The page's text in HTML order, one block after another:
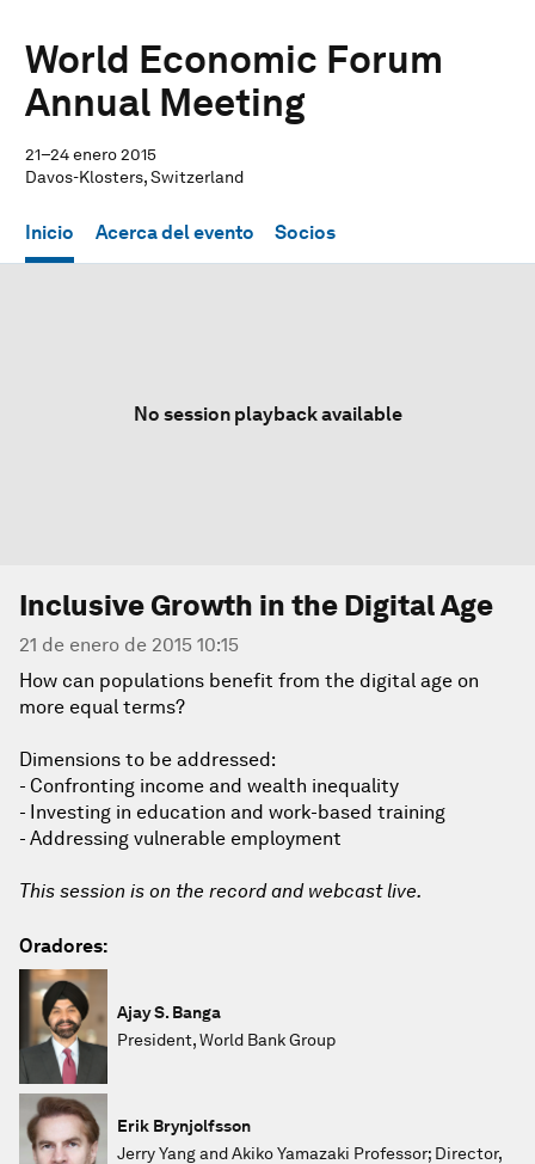
World Economic Forum
Annual Meeting
21–24 enero 2015
Davos-Klosters, Switzerland
Inicio Acerca del evento Socios
No session playback available
Inclusive Growth in the Digital Age
21 de enero de 2015 10:15
How can populations benefit from the digital age on
more equal terms?
Dimensions to be addressed:
- Confronting income and wealth inequality
- Investing in education and work-based training
- Addressing vulnerable employment
This session is on the record and webcast live.
Oradores:
Ajay S. Banga
President, World Bank Group
Erik Brynjolfsson
Jerry Yang and Akiko Yamazaki Professor; Director,